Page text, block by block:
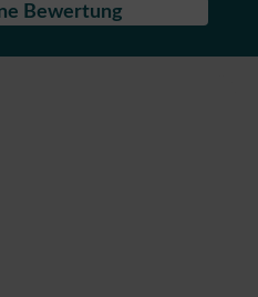
Bewertung